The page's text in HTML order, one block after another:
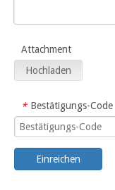
Attachment
Hochladen
* Bestätigungs-Code
Einreichen